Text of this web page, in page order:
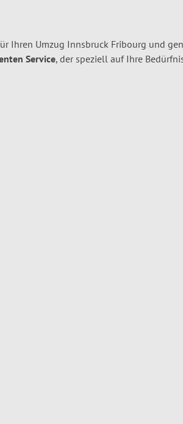
Ihren Umzug Innsbruck Fribourg und
Service, der speziell auf Ihre